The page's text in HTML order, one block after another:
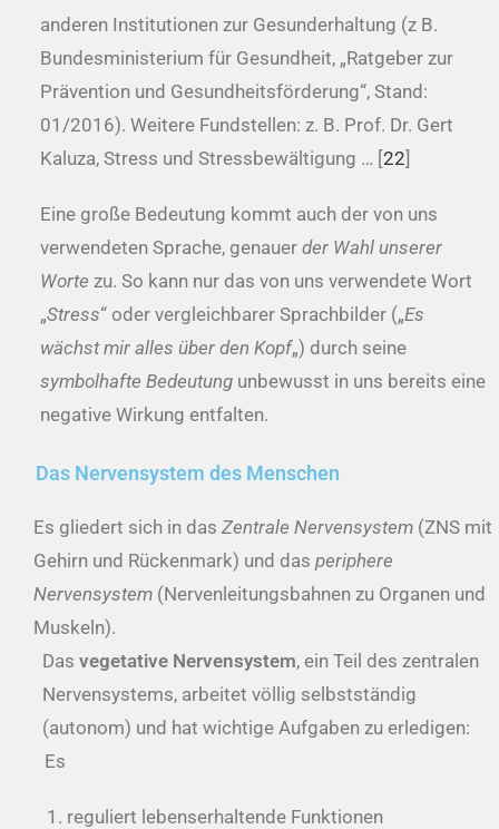
anderen Institutionen zur Gesunderhaltung (z B.
Bundesministerium für Gesundheit, „Ratgeber zur
Prävention und Gesundheitsförderung“, Stand:
01/2016). Weitere Fundstellen: z. B. Prof. Dr. Gert
Kaluza, Stress und Stressbewältigung … [22]
Eine große Bedeutung kommt auch der von uns
verwendeten Sprache, genauer der Wahl unserer
Worte zu. So kann nur das von uns verwendete Wort
„Stress“ oder vergleichbarer Sprachbilder („Es
wächst mir alles über den Kopf„) durch seine
symbolhafte Bedeutung unbewusst in uns bereits eine
negative Wirkung entfalten.
Das Nervensystem des Menschen
Es gliedert sich in das Zentrale Nervensystem (ZNS mit
Gehirn und Rückenmark) und das periphere
Nervensystem (Nervenleitungsbahnen zu Organen und
Muskeln).
Das vegetative Nervensystem, ein Teil des zentralen
Nervensystems, arbeitet völlig selbstständig
(autonom) und hat wichtige Aufgaben zu erledigen:
Es
reguliert lebenserhaltende Funktionen